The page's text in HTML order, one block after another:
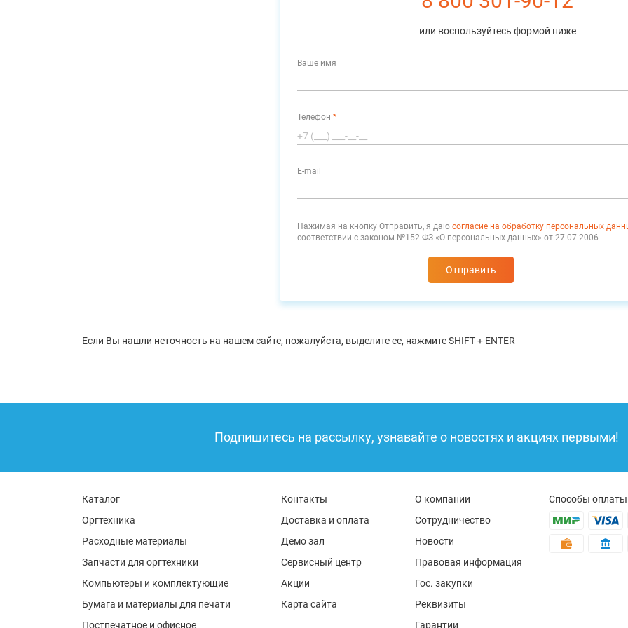
или воспользуйтесь формой ниже
Ваше имя
Телефон *
E-mail
Нажимая на кнопку Отправить, я даю согласие на обработку персональных
соответствии с законом №152-ФЗ «О персональных данных» от 27.07.2006
Отправить
Если Вы нашли неточность на нашем сайте, пожалуйста, выделите ее, нажмите SHIFT + ENTER
Подпишитесь на рассылку, узнавайте о новостях и акциях первыми!
Каталог
Оргтехника
Расходные материалы
Запчасти для оргтехники
Компьютеры и комплектующие
Бумага и материалы для печати
Постпечатное и офисное
Контакты
Доставка и оплата
Демо зал
Сервисный центр
Акции
Карта сайта
О компании
Сотрудничество
Новости
Правовая информация
Гос. закупки
Реквизиты
Гарантии
Способы оплаты